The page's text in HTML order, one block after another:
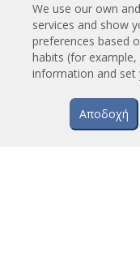
TECHNOLOGIA
Τι είναι μια αεροκουρτίνα;
Πώς λειτουργούν οι
Πλεονεκτήματα και οφέλη
Αεροκουρτίνες με αντλία
Αεροκουρτίνες EC
We use our own
services and show
preferences based
habits (for
information and set
Αποδοχή